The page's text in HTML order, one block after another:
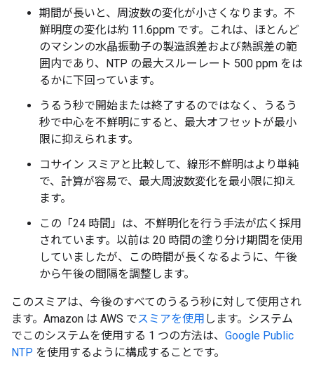
期間が長いと、周波数の変化が小さくなります。不
鮮明度の変化は約 11.6ppm です。これは、ほとんど
のマシンの水晶振動子の製造誤差および熱誤差の範
囲内であり、NTP の最大スルーレート 500 ppm をは
るかに下回っています。
うるう秒で開始または終了するのではなく、うるう
秒で中心を不鮮明にすると、最大オフセットが最小
限に抑えられます。
コサイン スミアと比較して、線形不鮮明はより単純
で、計算が容易で、最大周波数変化を最小限に抑え
ます。
この「24 時間」は、不鮮明化を行う手法が広く採用
されています。以前は 20 時間の塗り分け期間を使用
していましたが、この時間が長くなるように、午後
から午後の間隔を調整します。
このスミアは、今後のすべてのうるう秒に対して使用され
ます。Amazon は AWS でスミアを使用 します。システム
でこのシステムを使用する 1 つの方法は、 Google Public
NTP を使用するように構成することです。